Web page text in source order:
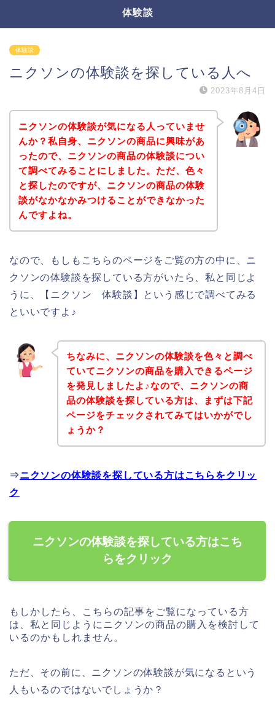
体験談
体験談
ニクソンの体験談を探している人へ
2023年8月4日
ニクソンの体験談が気になる人っていませ
んか？私自身、ニクソンの商品に興味があ
ったので、ニクソンの商品の体験談につい
て調べてみることにしました。ただ、色々
と探したのですが、ニクソンの商品の体験
談がなかなかみつけることができなかった
んですよね。
なので、もしもこちらのページをご覧の方の中に、ニ
クソンの体験談を探している方がいたら、私と同じよ
うに、【ニクソン 体験談】という感じで調べてみる
といいですよ♪
ちなみに、ニクソンの体験談を色々と調べ
ていてニクソンの商品を購入できるページ
を発見しましたよ♪なので、ニクソンの商
品の体験談を探している方は、まずは下記
ページをチェックされてみてはいかがでし
ょうか？
⇒ニクソンの体験談を探している方はこちらをクリッ
ク
ニクソンの体験談を探している方はこち
らをクリック
もしかしたら、こちらの記事をご覧になっている方
は、私と同じようにニクソンの商品の購入を検討して
いるのかもしれません。
ただ、その前に、ニクソンの体験談が気になるという
人もいるのではないでしょうか？